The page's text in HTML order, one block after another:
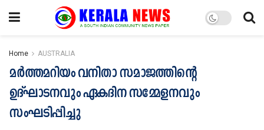
Home AUSTRALIA
മർത്തമറിയം വനിതാ സമാജത്തിന്റെ
ഉദ്ഘാടനവും ഏകദിന സമ്മേളനവും
സംഘടിപ്പിച്ചു